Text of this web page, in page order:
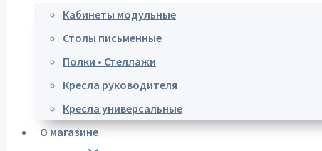
Кабинеты модульные
Столы письменные
Полки • Стеллажи
Кресла руководителя
Кресла универсальные
О магазине